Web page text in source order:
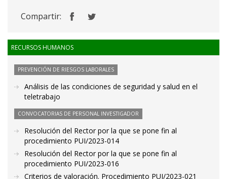
Compartir:
RECURSOS HUMANOS
PREVENCIÓN DE RIESGOS LABORALES
Análisis de las condiciones de seguridad y salud en el
teletrabajo
CONVOCATORIAS DE PERSONAL INVESTIGADOR
Resolución del Rector por la que se pone fin al
procedimiento PUI/2023-014
Resolución del Rector por la que se pone fin al
procedimiento PUI/2023-016
Criterios de valoración. Procedimiento PUI/2023-021